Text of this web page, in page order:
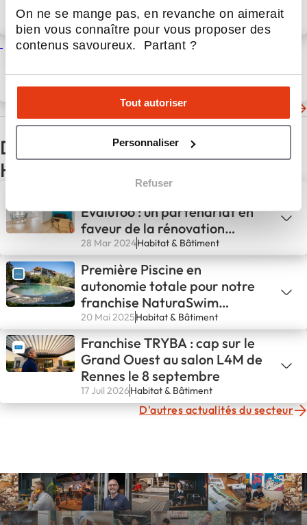
On ne se mange pas, en revanche on aimerait
bien vous connaître pour vous proposer des
contenus savoureux. Partant ?
Tout autoriser
Personnaliser
Refuser
16 Déc 2024 Actualités
Retour sur notre participation
9 Déc 2024Actualités
Les dernières actualités de Raison Home
D'autres actualités du secteur
Habitat & Bâtiment
Evalutoo : un partenariat en
faveur de la rénovation
énergétique
28 Mar 2024Habitat & Bâtiment
Première Piscine en
autonomie totale pour notre
franchise NaturaSwim
d’Avignon !💪
20 Mai 2025Habitat & Bâtiment
Franchise TRYBA : cap sur le
Grand Ouest au salon L4M de
Rennes le 8 septembre
17 Juil 2026Habitat & Bâtiment
D'autres actualités du secteur